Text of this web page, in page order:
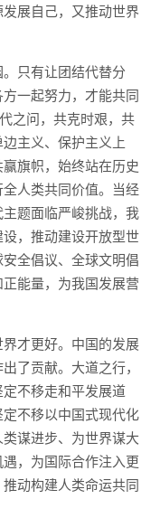
展自己，又推动世界
只有让团结代替分
一起努力，才能共同
之问，共克时艰，共
主义、保护主义上
旗帜，始终站在历史
人类共同价值。当经
题面临严峻挑战，我
，推动建设开放型世
全倡议、全球文明倡
能量，为我国发展营
才更好。中国的发展
了贡献。大道之行，
不移走和平发展道
不移以中国式现代化
谋进步、为世界谋大
，为国际合作注入更
动构建人类命运共同